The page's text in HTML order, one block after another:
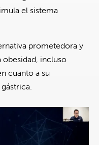
el sistema
prometedora y
obesidad, incluso
cuanto a su